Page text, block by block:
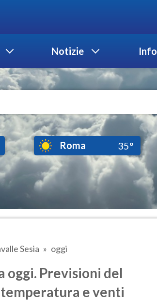
Notizie Info
Roma 35°
Sesia oggi
oggi. Previsioni del
e venti